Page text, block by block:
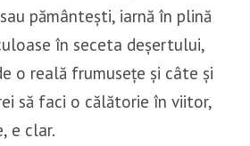
pământești, iarnă în plină
în seceta deșertului,
o reală frumusețe și câte și
să faci o călătorie în viitor,
e clar.